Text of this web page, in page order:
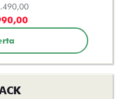
99258-3731